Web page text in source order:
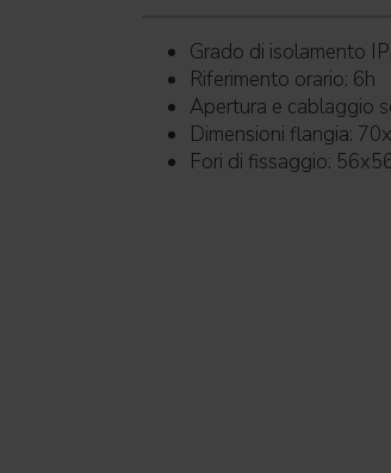
Grado di isolamento
Riferimento orario: 6h
Apertura e cablaggio
Dimensioni flangia:
Fori di fissaggio: